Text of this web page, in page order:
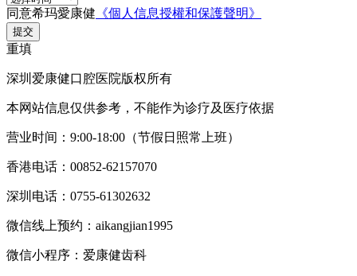
同意希玛愛康健 《個人信息授權和保護聲明》
提交
重填
深圳爱康健口腔医院版权所有
本网站信息仅供参考，不能作为诊疗及医疗依据
营业时间：9:00-18:00（节假日照常上班）
香港电话：00852-62157070
深圳电话：0755-61302632
微信线上预约：aikangjian1995
微信小程序：爱康健齿科